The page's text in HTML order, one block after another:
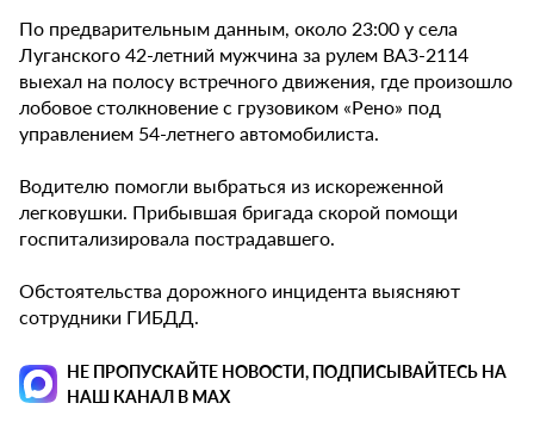
По предварительным данным, около 23:00 у села
Луганского 42-летний мужчина за рулем ВАЗ-2114
выехал на полосу встречного движения, где произошло
лобовое столкновение с грузовиком «Рено» под
управлением 54-летнего автомобилиста.
Водителю помогли выбраться из искореженной
легковушки. Прибывшая бригада скорой помощи
госпитализировала пострадавшего.
Обстоятельства дорожного инцидента выясняют
сотрудники ГИБДД.
НЕ ПРОПУСКАЙТЕ НОВОСТИ, ПОДПИСЫВАЙТЕСЬ НА
НАШ КАНАЛ В MAX